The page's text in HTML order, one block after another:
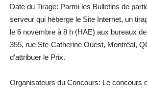
Date du Tirage: Parmi les Bulletins de
serveur qui héberge le Site Internet, un
le 6 novembre à 8 h (HAE) aux bureaux
355, rue Ste-Catherine Ouest, Montréal,
d’attribuer le Prix.
Organisateurs du Concours: Le concours